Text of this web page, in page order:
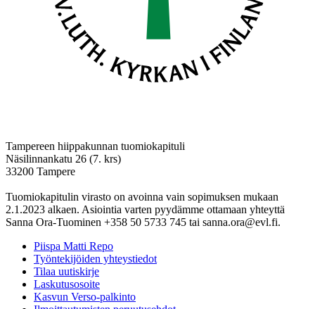
Tampereen hiippakunnan tuomiokapituli
Näsilinnankatu 26 (7. krs)
33200 Tampere
Tuomiokapitulin virasto on avoinna vain sopimuksen mukaan
2.1.2023 alkaen. Asiointia varten pyydämme ottamaan yhteyttä
Sanna Ora-Tuominen +358 50 5733 745 tai sanna.ora@evl.fi.
Piispa Matti Repo
Työntekijöiden yhteystiedot
Tilaa uutiskirje
Laskutusosoite
Kasvun Verso-palkinto